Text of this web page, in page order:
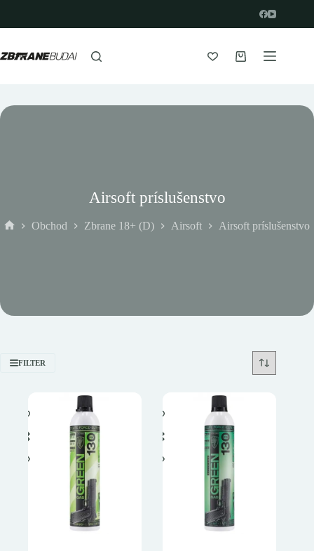
obsah
Nákupný
Airsoft príslušenstvo
Obchod Zbrane 18+ (D) Airsoft Airsoft príslušenstvo
FILTER